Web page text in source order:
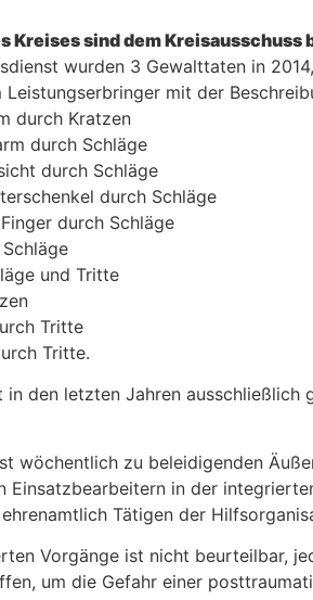
Kreises sind dem Kreisausschuss
wurden 3 Gewalttaten in
mit der
durch Kratzen
durch Schläge
durch Schläge
durch Schläge
durch Schläge
und Tritte
Tritte
Tritte.
den letzten Jahren
wöchentlich zu beleidigenden
in der
Tätigen der
Vorgänge ist nicht beurteilbar,
um die Gefahr einer